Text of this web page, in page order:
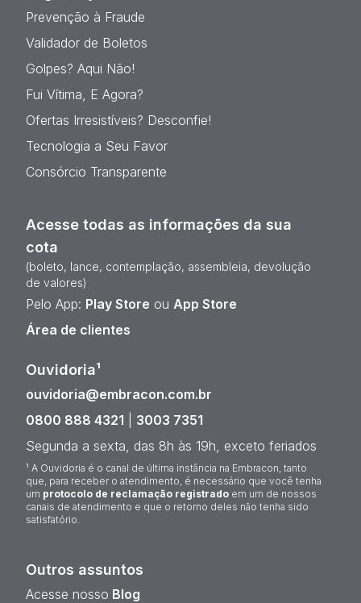
Prevenção à Fraude
Validador de Boletos
Golpes? Aqui Não!
Fui Vítima, E Agora?
Ofertas Irresistíveis? Desconfie!
Tecnologia a Seu Favor
Consórcio Transparente
Acesse todas as informações da sua
cota
(boleto, lance, contemplação, assembleia, devolução
de valores)
Pelo App: Play Store ou App Store
Área de clientes
Ouvidoria¹
ouvidoria@embracon.com.br
0800 888 4321
3003 7351
Segunda a sexta, das 8h às 19h, exceto feriados
¹ A Ouvidoria é o canal de última instância na Embracon, tanto
que, para receber o atendimento, é necessário que você tenha
um protocolo de reclamação registrado em um de nossos
canais de atendimento e que o retorno deles não tenha sido
satisfatório.
Outros assuntos
Acesse nosso Blog